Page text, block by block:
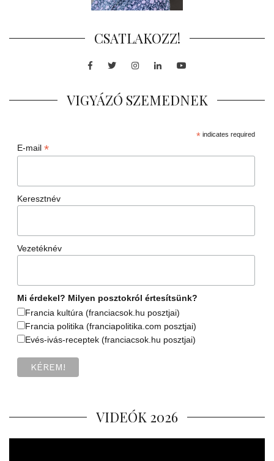
CSATLAKOZZ!
Facebook
TwitterInstagram
LinkedInYoutube
VIGYÁZÓ SZEMEDNEK
*indicates required
E-mail *
Keresztnév
Vezetéknév
Mi érdekel? Milyen posztokról értesítsünk?
Francia kultúra (franciacsok.hu posztjai)
Francia politika (franciapolitika.com posztjai)
Evés-ivás-receptek (franciacsok.hu posztjai)
VIDEÓK 2026